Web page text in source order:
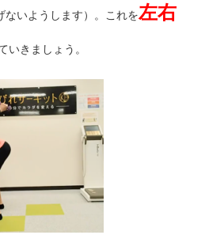
ないようします）。これを左右
いきましょう。